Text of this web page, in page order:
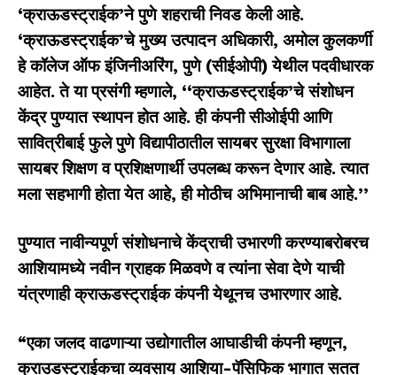
‘क्राऊडस्ट्राईक’ने पुणे शहराची निवड केली आहे.
‘क्राऊडस्ट्राईक’चे मुख्य उत्पादन अधिकारी, अमोल कुलकर्णी
हे कॉलेज ऑफ इंजिनीअरिंग,पुणे (सीईओपी) येथील पदवीधारक
आहेत. ते या प्रसंगी म्हणाले, ‘‘क्राऊडस्ट्राईक’चे संशोधन
केंद्र पुण्यात स्थापन होत आहे. ही कंपनी सीओईपी आणि
सावित्रीबाई फुले पुणे विद्यापीठातील सायबर सुरक्षा विभागाला
सायबर शिक्षण व प्रशिक्षणार्थी उपलब्ध करून देणार आहे. त्यात
मला सहभागी होता येत आहे,ही मोठीच अभिमानाची बाब आहे.’’
पुण्यात नावीन्यपूर्ण संशोधनाचे केंद्राची उभारणी करण्याबरोबरच
आशियामध्ये नवीन ग्राहक मिळवणे व त्यांना सेवा देणे याची
यंत्रणाही क्राऊडस्ट्राईक कंपनी येथूनच उभारणार आहे.
“एका जलद वाढणाऱ्या उद्योगातील आघाडीची कंपनी म्हणून,
क्राउडस्ट्राईकचा व्यवसाय आशिया-पॅसिफिक भागात सतत